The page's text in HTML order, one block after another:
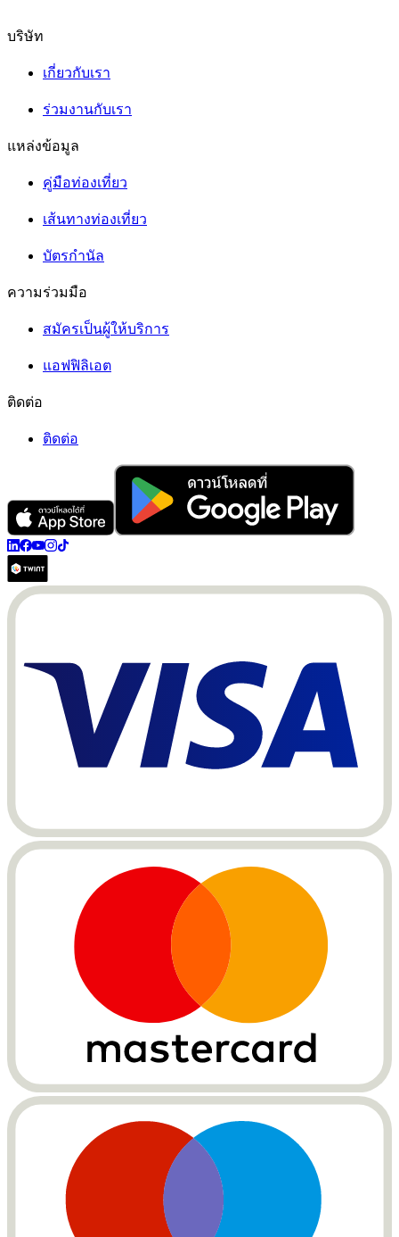
บริษัท
เกี่ยวกับเรา
ร่วมงานกับเรา
แหล่งข้อมูล
คู่มือท่องเที่ยว
เส้นทางท่องเที่ยว
บัตรกำนัล
ความร่วมมือ
สมัครเป็นผู้ให้บริการ
แอฟฟิลิเอต
ติดต่อ
ติดต่อ